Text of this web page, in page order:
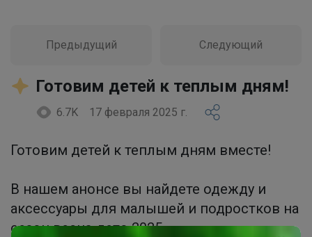
Предыдущий Следующий
Готовим детей к теплым дням!
6.7K 17 февраля 2025 г.
Готовим детей к теплым дням вместе!
В нашем анонсе вы найдете одежду и
аксессуары для малышей и подростков на
сезон весна-лето 2025.